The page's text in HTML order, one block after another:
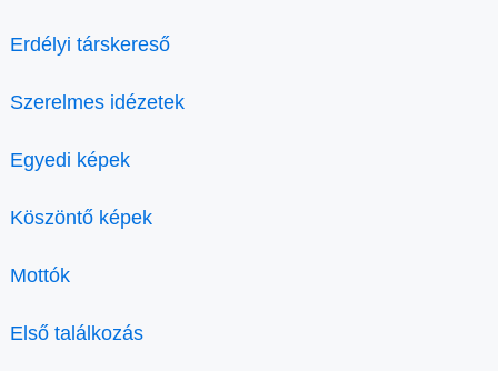
Erdélyi társkereső
Szerelmes idézetek
Egyedi képek
Köszöntő képek
Mottók
Első találkozás